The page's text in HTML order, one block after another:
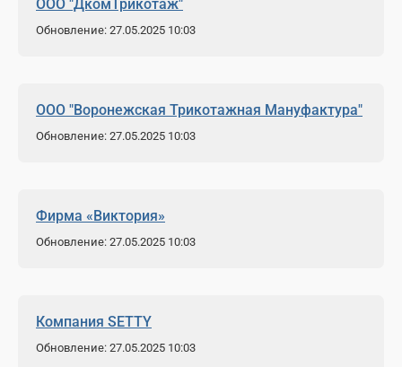
ООО "ДкомТрикотаж"
Обновление: 27.05.2025 10:03
ООО "Воронежская Трикотажная Мануфактура"
Обновление: 27.05.2025 10:03
Фирма «Виктория»
Обновление: 27.05.2025 10:03
Компания SETTY
Обновление: 27.05.2025 10:03